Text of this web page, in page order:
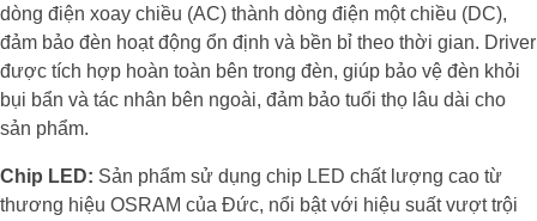
dòng điện xoay chiều (AC) thành dòng điện một chiều (DC),
đảm bảo đèn hoạt động ổn định và bền bỉ theo thời gian. Driver
được tích hợp hoàn toàn bên trong đèn, giúp bảo vệ đèn khỏi
bụi bẩn và tác nhân bên ngoài, đảm bảo tuổi thọ lâu dài cho
sản phẩm.
Chip LED: Sản phẩm sử dụng chip LED chất lượng cao từ
thương hiệu OSRAM của Đức, nổi bật với hiệu suất vượt trội